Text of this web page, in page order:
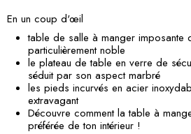
En un coup d'œil
table de salle à manger imposante
particulièrement noble
le plateau de table en verre de
séduit par son aspect marbré
les pieds incurvés en acier
extravagant
Découvre comment la table à
préférée de ton intérieur !